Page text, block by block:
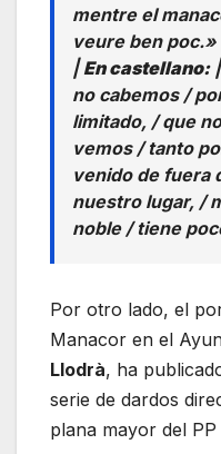
mentre el
veure ben poc.»
|En castellano:|
no cabemos /
limitado, / que
vemos / tanto
venido de fuera
nuestro lugar, /
noble / tiene
Por otro lado, el
Manacor en el
Llodrà, ha
serie de dardos
plana mayor del